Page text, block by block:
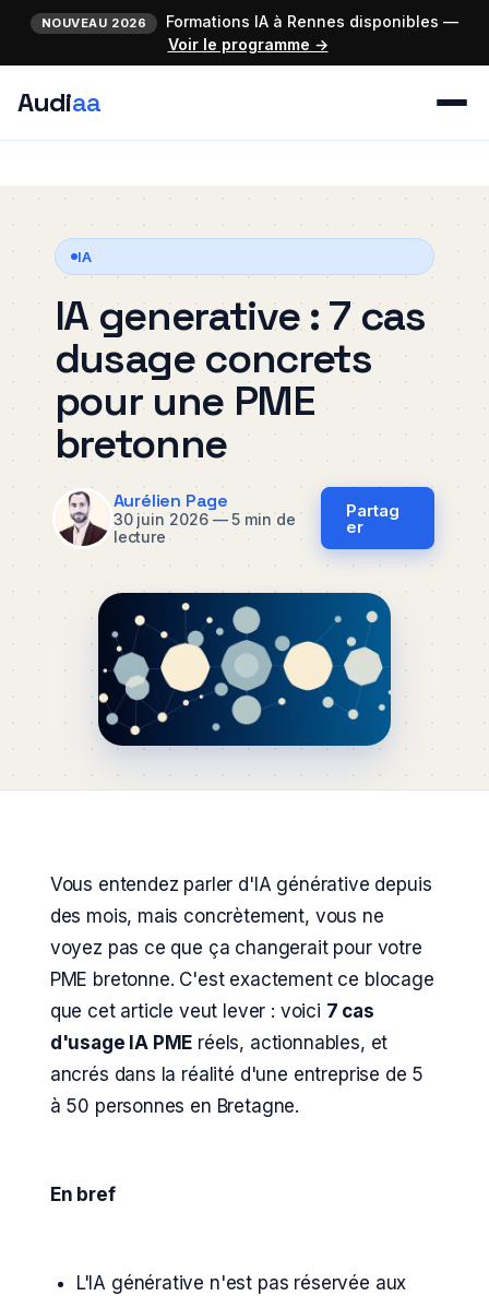
NOUVEAU 2026
Formations IA à Rennes disponibles —
Voir le programme →
Audiaa
IA
IA generative : 7 cas
dusage concrets
pour une PME
bretonne
Aurélien Page
30 juin 2026 —5 min de
lecture
Partag
er
Vous entendez parler d'IA générative depuis
des mois, mais concrètement, vous ne
voyez pas ce que ça changerait pour votre
PME bretonne. C'est exactement ce blocage
que cet article veut lever : voici 7 cas
d'usage IA PME réels, actionnables, et
ancrés dans la réalité d'une entreprise de 5
à 50 personnes en Bretagne.
En bref
L'IA générative n'est pas réservée aux